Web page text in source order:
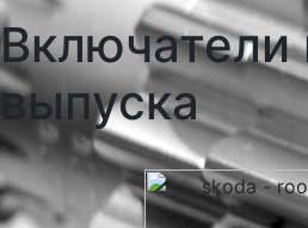
Включатели
выпуска